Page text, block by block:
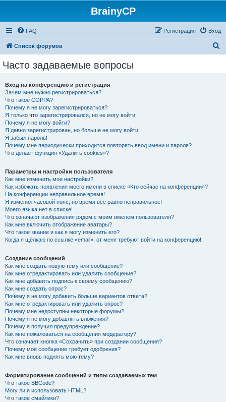
BrainyCP
FAQ Вход
Регистрация
Список форумов
Часто задаваемые вопросы
Вход на конференцию и регистрация
Зачем мне нужно регистрироваться?
Что такое COPPA?
Почему я не могу зарегистрироваться?
Я только что зарегистрировался, но не могу войти!
Почему я не могу войти?
Я давно зарегистрирован, но больше не могу войти!
Я забыл пароль!
Почему мне периодически приходится повторять ввод имени и пароля?
Что делает функция «Удалить cookies»?
Параметры и настройки пользователя
Как мне изменить мои настройки?
Как избежать появления моего имени в списке «Кто сейчас на конференции»?
На конференции неправильное время!
Я изменил часовой пояс, но время всё равно неправильное!
Моего языка нет в списке!
Что означают изображения рядом с моим именем пользователя?
Как мне включить отображение аватары?
Что такое звание и как я могу изменить его?
Когда я щёлкаю по ссылке «email», от меня требуют войти на конференцию!
Создание сообщений
Как мне создать новую тему или сообщение?
Как мне отредактировать или удалить сообщение?
Как мне добавить подпись к своему сообщению?
Как мне создать опрос?
Почему я не могу добавить больше вариантов ответа?
Как мне отредактировать или удалить опрос?
Почему мне недоступны некоторые форумы?
Почему я не могу добавлять вложения?
Почему я получил предупреждение?
Как мне пожаловаться на сообщения модератору?
Что означает кнопка «Сохранить» при создании сообщения?
Почему моё сообщение требует одобрения?
Как мне вновь поднять мою тему?
Форматирование сообщений и типы создаваемых тем
Что такое BBCode?
Могу ли я использовать HTML?
Что такое смайлики?